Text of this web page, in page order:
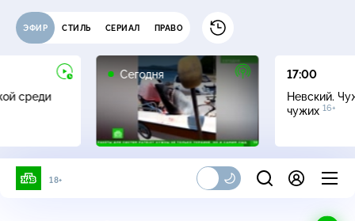
ЭФИР СТИЛЬ СЕРИАЛ ПРАВО
среди
Сегодня
17:00
Невский.
чужих 16+
18+